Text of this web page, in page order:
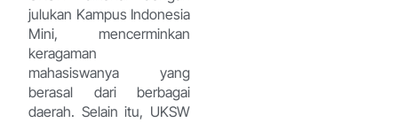
julukan Kampus Indonesia
Mini, mencerminkan
keragaman
mahasiswanya yang
berasal dari berbagai
daerah. Selain itu, UKSW